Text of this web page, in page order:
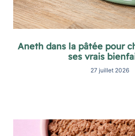
Aneth dans la pâtée pour
ses vrais
27 juillet 2026